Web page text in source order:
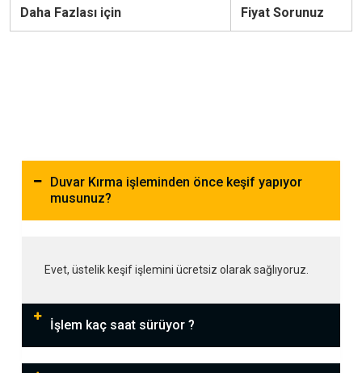
Daha Fazlası için Fiyat Sorunuz
Duvar Kırma işleminden önce keşif yapıyor
musunuz?
Evet, üstelik keşif işlemini ücretsiz olarak sağlıyoruz.
İşlem kaç saat sürüyor ?